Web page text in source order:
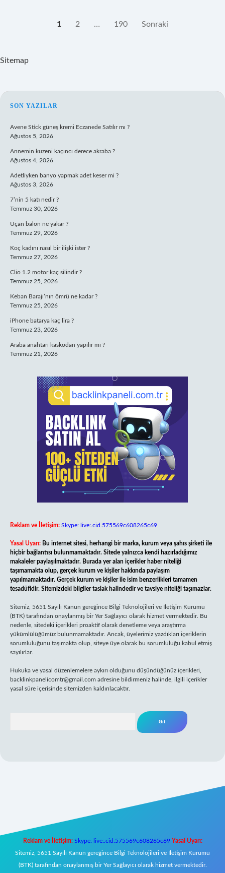
1 2 … 190 Sonraki
Sitemap
SIDEBAR
SON YAZILAR
Avene Stick güneş kremi Eczanede Satılır mı ?
Ağustos 5, 2026
Annemin kuzeni kaçıncı derece akraba ?
Ağustos 4, 2026
Adetliyken banyo yapmak adet keser mi ?
Ağustos 3, 2026
7’nin 5 katı nedir ?
Temmuz 30, 2026
Uçan balon ne yakar ?
Temmuz 29, 2026
Koç kadını nasıl bir ilişki ister ?
Temmuz 27, 2026
Clio 1.2 motor kaç silindir ?
Temmuz 25, 2026
Keban Barajı’nın ömrü ne kadar ?
Temmuz 25, 2026
iPhone batarya kaç lira ?
Temmuz 23, 2026
Araba anahtarı kaskodan yapılır mı ?
Temmuz 21, 2026
Reklam ve İletişim: Skype: live:.cid.575569c608265c69
Yasal Uyarı: Bu internet sitesi, herhangi bir marka, kurum veya şahıs şirketi ile
hiçbir bağlantısı bulunmamaktadır. Sitede yalnızca kendi hazırladığımız
makaleler paylaşılmaktadır. Burada yer alan içerikler haber niteliği
taşımamakta olup, gerçek kurum ve kişiler hakkında paylaşım
yapılmamaktadır. Gerçek kurum ve kişiler ile isim benzerlikleri tamamen
tesadüfidir. Sitemizdeki bilgiler taslak halindedir ve tavsiye niteliği taşımazlar.
Sitemiz, 5651 Sayılı Kanun gereğince Bilgi Teknolojileri ve İletişim Kurumu
(BTK) tarafından onaylanmış bir Yer Sağlayıcı olarak hizmet vermektedir. Bu
nedenle, sitedeki içerikleri proaktif olarak denetleme veya araştırma
yükümlülüğümüz bulunmamaktadır. Ancak, üyelerimiz yazdıkları içeriklerin
sorumluluğunu taşımakta olup, siteye üye olarak bu sorumluluğu kabul etmiş
sayılırlar.
Hukuka ve yasal düzenlemelere aykırı olduğunu düşündüğünüz içerikleri,
backlinkpanelicomtr@gmail.com adresine bildirmeniz halinde, ilgili içerikler
yasal süre içerisinde sitemizden kaldırılacaktır.
Reklam ve İletişim: Skype: live:.cid.575569c608265c69 Yasal Uyarı:
Sitemiz, 5651 Sayılı Kanun gereğince Bilgi Teknolojileri ve İletişim Kurumu
(BTK) tarafından onaylanmış bir Yer Sağlayıcı olarak hizmet vermektedir.